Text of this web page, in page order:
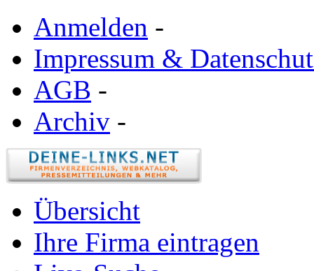
Anmelden -
Impressum &
AGB -
Archiv -
Übersicht
Ihre Firma eintragen